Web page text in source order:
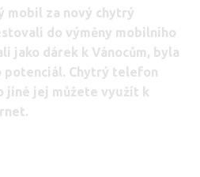
mobil za nový chytrý
do výměny mobilního
jako dárek k Vánocům, byla
potenciál. Chytrý telefon
jiné jej můžete využít k